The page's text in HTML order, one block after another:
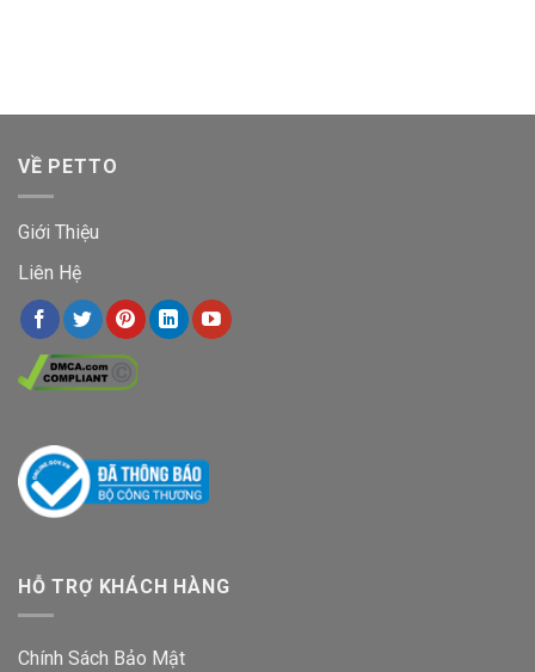
VỀ PETTO
Giới Thiệu
Liên Hệ
HỖ TRỢ KHÁCH HÀNG
Chính Sách Bảo Mật